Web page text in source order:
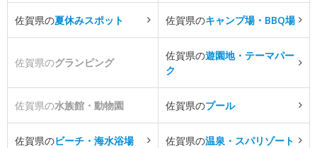
佐賀県の夏休みスポット 佐賀県のキャンプ場・BBQ場
佐賀県のグランピング
佐賀県の遊園地・テーマパー
ク
佐賀県の水族館・動物園 佐賀県のプール
佐賀県のビーチ・海水浴場 佐賀県の温泉・スパリゾート